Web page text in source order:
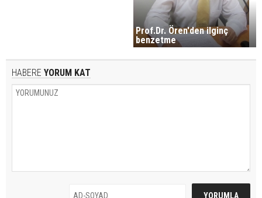
Prof.Dr. Ören'den ilginç
benzetme
HABERE YORUM KAT